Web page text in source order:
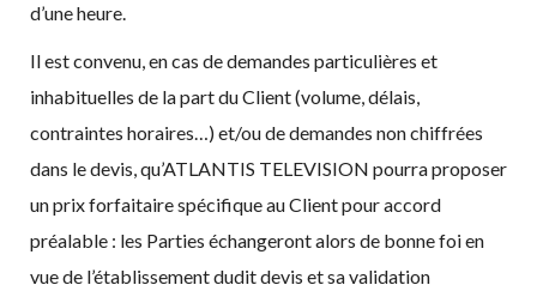
d’une heure.
Il est convenu, en cas de demandes particulières et
inhabituelles de la part du Client (volume, délais,
contraintes horaires…) et/ou de demandes non chiffrées
dans le devis, qu’ATLANTIS TELEVISION pourra proposer
un prix forfaitaire spécifique au Client pour accord
préalable : les Parties échangeront alors de bonne foi en
vue de l’établissement dudit devis et sa validation